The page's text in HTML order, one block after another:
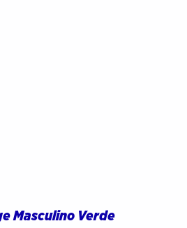
Masculino Verde